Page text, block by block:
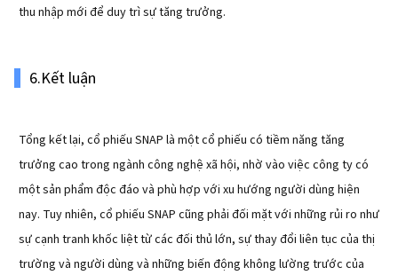
thu nhập mới để duy trì sự tăng trưởng.
6.Kết luận
Tổng kết lại, cổ phiếu SNAP là một cổ phiếu có tiềm năng tăng
trưởng cao trong ngành công nghệ xã hội, nhờ vào việc công ty có
một sản phẩm độc đáo và phù hợp với xu hướng người dùng hiện
nay. Tuy nhiên, cổ phiếu SNAP cũng phải đối mặt với những rủi ro như
sự cạnh tranh khốc liệt từ các đối thủ lớn, sự thay đổi liên tục của thị
trường và người dùng và những biến động không lường trước của